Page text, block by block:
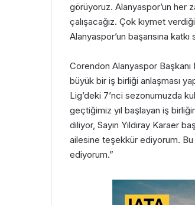
görüyoruz. Alanyaspor’un her
çalışacağız. Çok kıymet
Alanyaspor’un başarısına katkı
Corendon Alanyaspor
büyük bir iş birliği anlaşması
Lig’deki 7’nci sezonumuzda
geçtiğimiz yıl başlayan iş
diliyor, Sayın Yıldıray Karaer
ailesine teşekkür ediyorum. Bu
ediyorum.”